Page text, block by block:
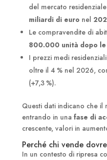
del mercato
miliardi di euro nel
Le compravendite di
800.000 unità dopo
I prezzi medi
oltre il 4 % nel 2026,
(+7,3 %).
Questi dati indicano che il
entrando in una fase di
crescente, valori in
Perché chi vende
In un contesto di ripresa